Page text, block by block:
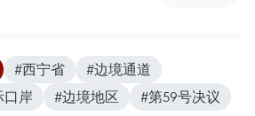
#西宁省
#边境通道
口岸 #边境地区
#第59号决议